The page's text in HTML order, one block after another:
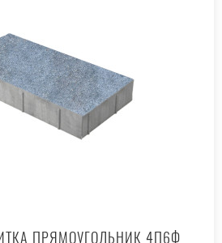
ПРЯМОУГОЛЬНИК 4П6Ф